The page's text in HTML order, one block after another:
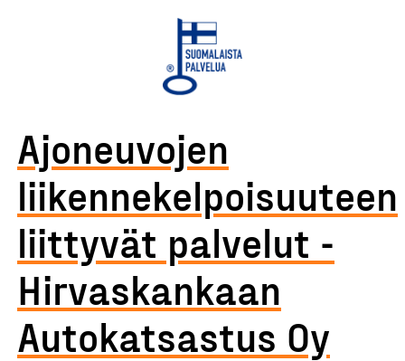
Ajoneuvojen
liikennekelpoisuuteen
liittyvät palvelut -
Hirvaskankaan
Autokatsastus Oy